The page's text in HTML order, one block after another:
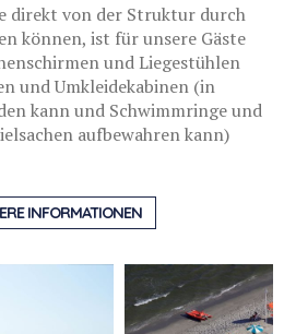
direkt von der Struktur durch
können, ist für unsere Gäste
und Liegestühlen
und Umkleidekabinen (in
kann und Schwimmringe und
aufbewahren kann)
INFORMATIONEN